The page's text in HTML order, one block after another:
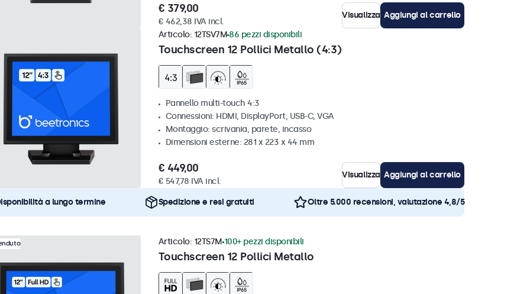
€ 379,00
€ 462,38 IVA incl.
Visualizza Aggiungi al carrello
Touchscreen 12 Pollici Metallo (4:3)
Articolo: 12TSV7M 86 pezzi disponibili
Pannello multi-touch 4:3
Connessioni: HDMI, DisplayPort, USB-C, VGA
Montaggio: scrivania, parete, incasso
Dimensioni esterne: 281 x 223 x 44 mm
€ 449,00
€ 547,78 IVA incl.
Visualizza Aggiungi al carrello
a lungo termine Spedizione e resi gratuiti Oltre 5.000 recensioni, valutazione 4,8/5
Touchscreen 12 Pollici Metallo
Articolo: 12TS7M 100+ pezzi disponibili